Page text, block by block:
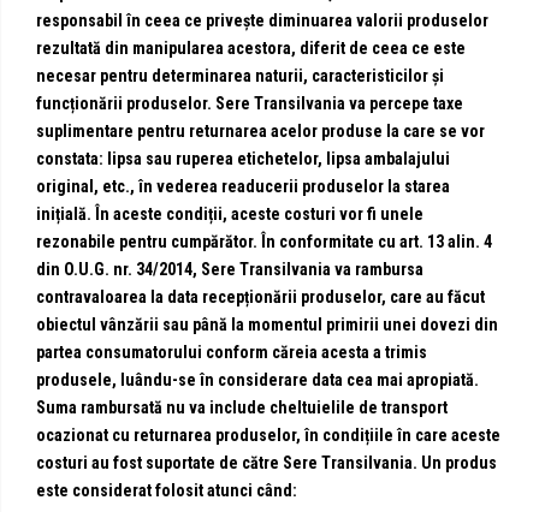
responsabil în ceea ce privește diminuarea valorii produselor
rezultată din manipularea acestora, diferit de ceea ce este
necesar pentru determinarea naturii, caracteristicilor și
funcționării produselor. Sere Transilvania va percepe taxe
suplimentare pentru returnarea acelor produse la care se vor
constata: lipsa sau ruperea etichetelor, lipsa ambalajului
original, etc., în vederea readucerii produselor la starea
inițială. În aceste condiții, aceste costuri vor fi unele
rezonabile pentru cumpărător. În conformitate cu art. 13 alin. 4
din O.U.G. nr. 34/2014, Sere Transilvania va rambursa
contravaloarea la data recepționării produselor, care au făcut
obiectul vânzării sau până la momentul primirii unei dovezi din
partea consumatorului conform căreia acesta a trimis
produsele, luându-se în considerare data cea mai apropiată.
Suma rambursată nu va include cheltuielile de transport
ocazionat cu returnarea produselor, în condițiile în care aceste
costuri au fost suportate de către Sere Transilvania. Un produs
este considerat folosit atunci când: